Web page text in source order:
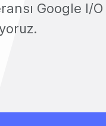
Google I/